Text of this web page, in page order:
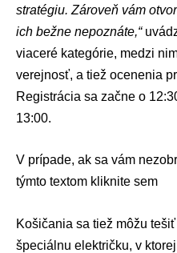
stratégiu. Zároveň vám
ich bežne nepoznáte,“
viaceré kategórie, medzi
verejnosť, a tiež ocenenia
Registrácia sa začne o
13:00.
V prípade, ak sa vám
týmto textom kliknite sem
Košičania sa tiež môžu tešiť
špeciálnu električku, v